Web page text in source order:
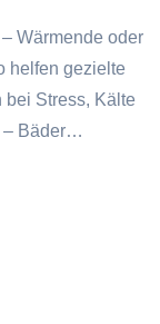
helfen gezielte
bei Stress, Kälte
– Bäder…